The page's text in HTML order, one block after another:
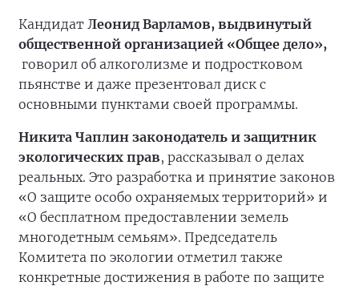
Кандидат Леонид Варламов, выдвинутый
общественной организацией «Общее дело»,
говорил об алкоголизме и подростковом
пьянстве и даже презентовал диск с
основными пунктами своей программы.
Никита Чаплин законодатель и защитник
экологических прав, рассказывал о делах
реальных. Это разработка и принятие законов
«О защите особо охраняемых территорий» и
«О бесплатном предоставлении земель
многодетным семьям». Председатель
Комитета по экологии отметил также
конкретные достижения в работе по защите